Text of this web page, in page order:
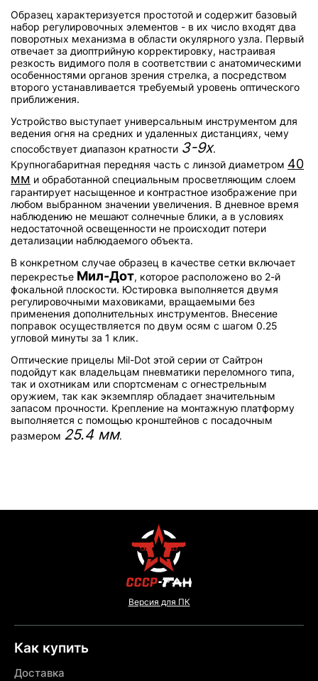
Образец характеризуется простотой и содержит базовый
набор регулировочных элементов - в их число входят два
поворотных механизма в области окулярного узла. Первый
отвечает за диоптрийную корректировку, настраивая
резкость видимого поля в соответствии с анатомическими
особенностями органов зрения стрелка, а посредством
второго устанавливается требуемый уровень оптического
приближения.
Устройство выступает универсальным инструментом для
ведения огня на средних и удаленных дистанциях, чему
способствует диапазон кратности 3-9x.
Крупногабаритная передняя часть с линзой диаметром 40
мм и обработанной специальным просветляющим слоем
гарантирует насыщенное и контрастное изображение при
любом выбранном значении увеличения. В дневное время
наблюдению не мешают солнечные блики, а в условиях
недостаточной освещенности не происходит потери
детализации наблюдаемого объекта.
В конкретном случае образец в качестве сетки включает
перекрестье Мил-Дот, которое расположено во 2-й
фокальной плоскости. Юстировка выполняется двумя
регулировочными маховиками, вращаемыми без
применения дополнительных инструментов. Внесение
поправок осуществляется по двум осям с шагом 0.25
угловой минуты за 1 клик.
Оптические прицелы Mil-Dot этой серии от Сайтрон
подойдут как владельцам пневматики переломного типа,
так и охотникам или спортсменам с огнестрельным
оружием, так как экземпляр обладает значительным
запасом прочности. Крепление на монтажную платформу
выполняется с помощью кронштейнов с посадочным
размером 25.4 мм.
Версия для ПК
Как купить
Доставка